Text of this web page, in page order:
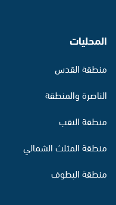
المحليات
منطقة القدس
الناصرة والمنطقة
منطقة النقب
منطقة المثلث الشمالي
منطقة البطوف